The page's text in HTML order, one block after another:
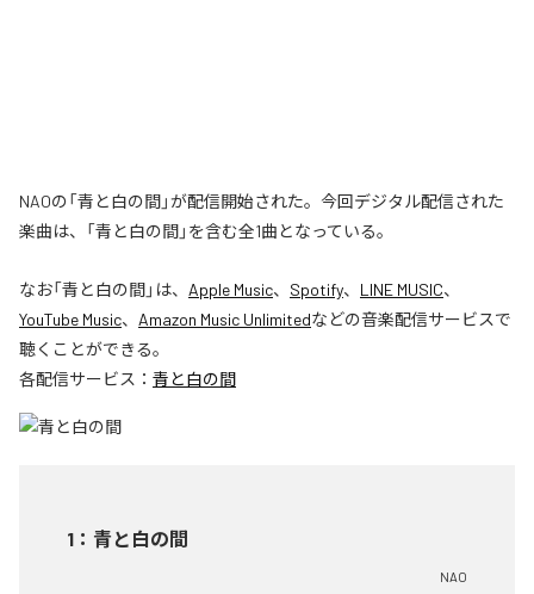
NAOの「青と白の間」が配信開始された。今回デジタル配信された
楽曲は、「青と白の間」を含む全1曲となっている。
なお「青と白の間」は、 Apple Music、 Spotify、 LINE MUSIC、
YouTube Music、 Amazon Music Unlimitedなどの音楽配信サービスで
聴くことができる。
各配信サービス： 青と白の間
1 ： 青と白の間
NAO